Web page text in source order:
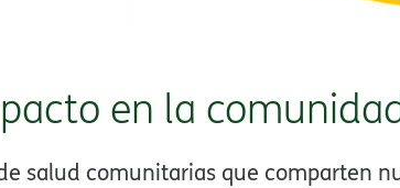
en la
salud comunitarias que comparten